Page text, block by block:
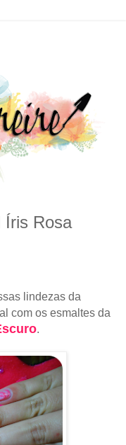
Íris Rosa
lindezas da
com os esmaltes da
.